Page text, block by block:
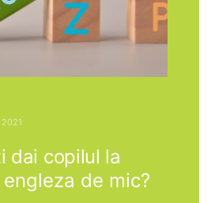
dai copilul la
de mic?